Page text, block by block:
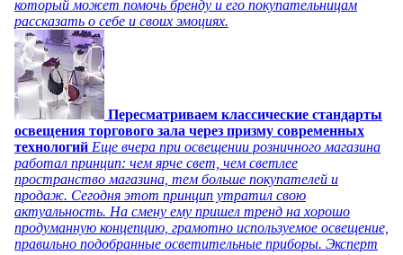
который может помочь бренду и его покупательницам
рассказать о себе и своих эмоциях.
Пересматриваем классические стандарты
освещения торгового зала через призму современных
технологий Еще вчера при освещении розничного магазина
работал принцип: чем ярче свет, чем светлее
пространство магазина, тем больше покупателей и
продаж. Сегодня этот принцип утратил свою
актуальность. На смену ему пришел тренд на хорошо
продуманную концепцию, грамотно используемое освещение,
правильно подобранные осветительные приборы. Эксперт